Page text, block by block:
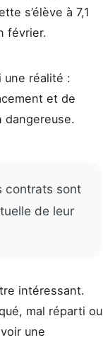
s’élève à 7,1
février.
réalité :
et de
contrats sont
de leur
intéressant.
mal réparti ou
une